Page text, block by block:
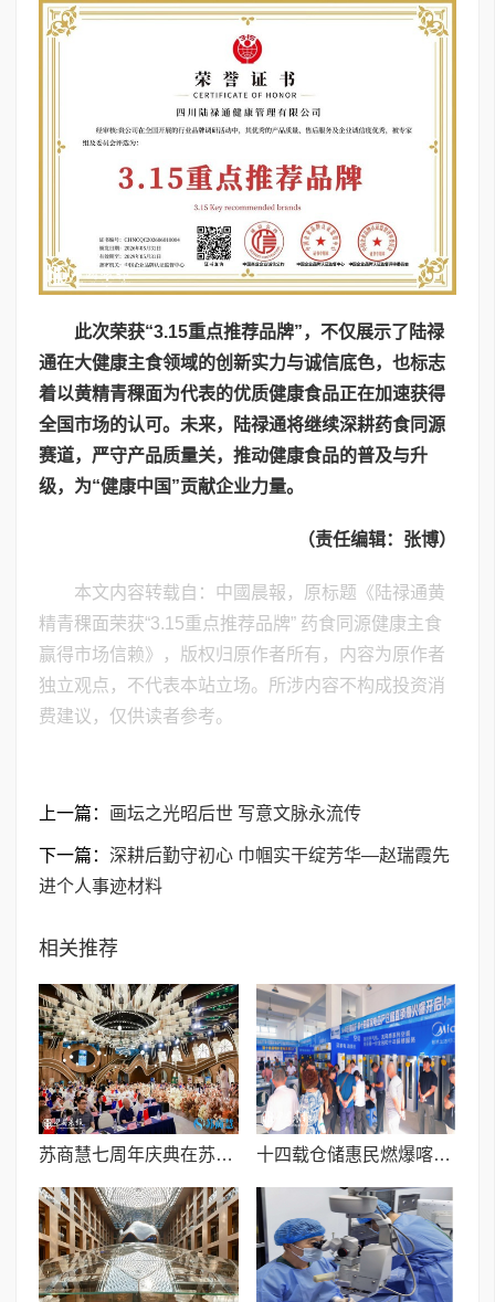
此次荣获“3.15重点推荐品牌”，不仅展示了陆禄
通在大健康主食领域的创新实力与诚信底色，也标志
着以黄精青稞面为代表的优质健康食品正在加速获得
全国市场的认可。未来，陆禄通将继续深耕药食同源
赛道，严守产品质量关，推动健康食品的普及与升
级，为“健康中国”贡献企业力量。
（责任编辑：张博）
本文内容转载自：中國晨報，原标题《陆禄通黄
精青稞面荣获“3.15重点推荐品牌” 药食同源健康主食
赢得市场信赖》，版权归原作者所有，内容为原作者
独立观点，不代表本站立场。所涉内容不构成投资消
费建议，仅供读者参考。
上一篇： 画坛之光昭后世 写意文脉永流传
下一篇： 深耕后勤守初心 巾帼实干绽芳华—赵瑞霞先
进个人事迹材料
相关推荐
苏商慧七周年庆典在苏州隆重举行 七大联创共启发展新篇章 十四载仓储惠民燃爆喀什！2026广视通第十四届家电家居工厂仓储直销惠圆满收官